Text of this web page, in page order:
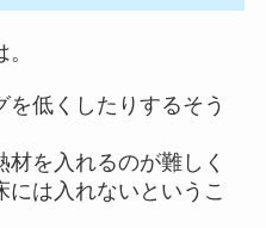
を低くしたりするそう
材を入れるのが難しく
には入れないというこ